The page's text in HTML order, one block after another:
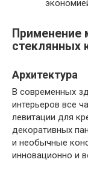
Применение
стеклянных
Архитектура
В современных
интерьеров все
левитации для
декоративных
и необычные
инновационно и